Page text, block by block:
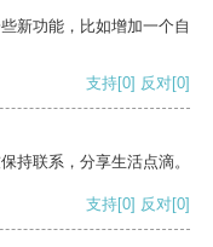
新功能，比如增加一个自
支持[0] 反对[0]
持联系，分享生活点滴。
支持[0] 反对[0]